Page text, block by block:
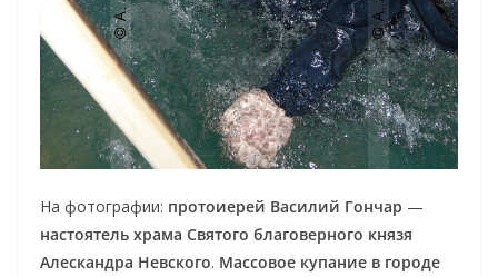
На фотографии: протоиерей Василий Гончар —
настоятель храма Святого благоверного князя
Алескандра Невского. Массовое купание в городе